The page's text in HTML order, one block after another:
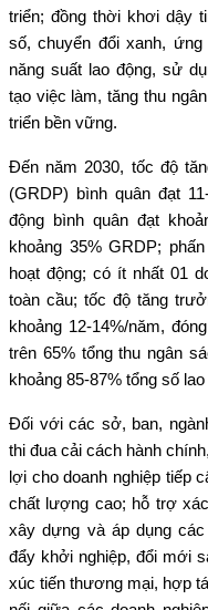
triển; đồng thời khơi dậy
số, chuyển đổi xanh,
năng suất lao động, sử
tạo việc làm, tăng thu
triển bền vững.
Đến năm 2030, tốc độ
(GRDP) bình quân đạt
động bình quân đạt
khoảng 35% GRDP;
hoạt động; có ít nhất 01
toàn cầu; tốc độ tăng
khoảng 12-14%/năm,
trên 65% tổng thu ngân
khoảng 85-87% tổng số lao
Đối với các sở, ban,
thi đua cải cách hành
lợi cho doanh nghiệp tiếp
chất lượng cao; hỗ trợ
xây dựng và áp dụng
đẩy khởi nghiệp, đổi mới
xúc tiến thương mại, hợp